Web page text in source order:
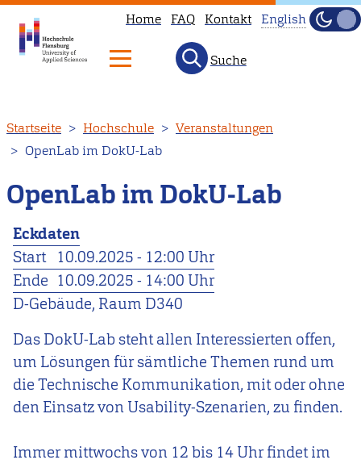
zum
Inhalt
Home FAQ Kontakt
page
instead.
English
Hell
Suche
Startseite Hochschule
Veranstaltungen
OpenLab im DokU-Lab
OpenLab im DokU-Lab
Eckdaten
Start 10.09.2025 - 12:00 Uhr
Ende 10.09.2025 - 14:00 Uhr
D-Gebäude, Raum D340
Das DokU-Lab steht allen Interessierten offen,
um Lösungen für sämtliche Themen rund um
die Technische Kommunikation, mit oder ohne
den Einsatz von Usability-Szenarien, zu finden.
Immer mittwochs von 12 bis 14 Uhr findet im